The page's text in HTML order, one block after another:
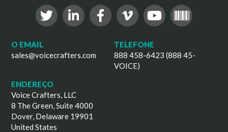
O EMAIL
sales@voicecrafters.com
TELEFONE
888 458-6423 (888 45-
VOICE)
ENDEREÇO
Voice Crafters, LLC
8 The Green, Suite 4000
Dover, Delaware 19901
United States